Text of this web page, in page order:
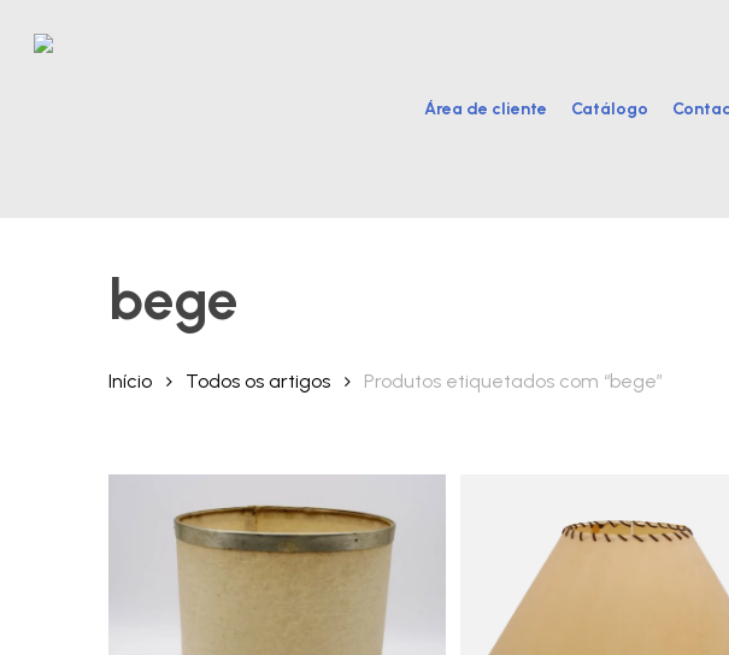
Área de cliente Catálogo
bege
Início Todos os artigos Produtos etiquetados com “bege”